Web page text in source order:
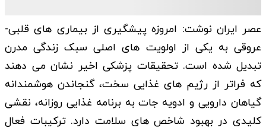
عصر ایران نوشت: امروزه پیشگیری از بیماری های قلبی-
عروقی به یکی از اولویت های اصلی سبک زندگی مدرن
تبدیل شده است. تحقیقات پزشکی اخیر نشان می دهند
که فراتر از رژیم های غذایی سخت، گنجاندن هوشمندانه
گیاهان دارویی و ادویه جات به برنامه غذایی روزانه، نقشی
کلیدی در بهبود شاخص های سلامت دارد. ترکیبات فعال